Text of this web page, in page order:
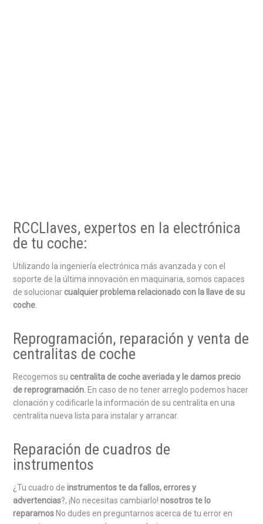
RCCLlaves, expertos en la electrónica
de tu coche:
Utilizando la ingeniería electrónica más avanzada y con el
soporte de la última innovación en maquinaria, somos capaces
de solucionar cualquier problema relacionado con la llave de su
coche
Reprogramación, reparación y venta de
centralitas de coche
Recogemos su centralita de coche averiada y le damos precio
de reprogramación . En caso de no tener arreglo podemos hacer
clonación y codificarle la información de su centralita en una
centralita nueva lista para instalar y arrancar.
Reparación de cuadros de
instrumentos
¿Tu cuadro deinstrumentos te da fallos, errores y
advertencias?, ¡No necesitas cambiarlo!nosotros te lo
reparamosNo dudes en preguntarnos acerca de tu error en